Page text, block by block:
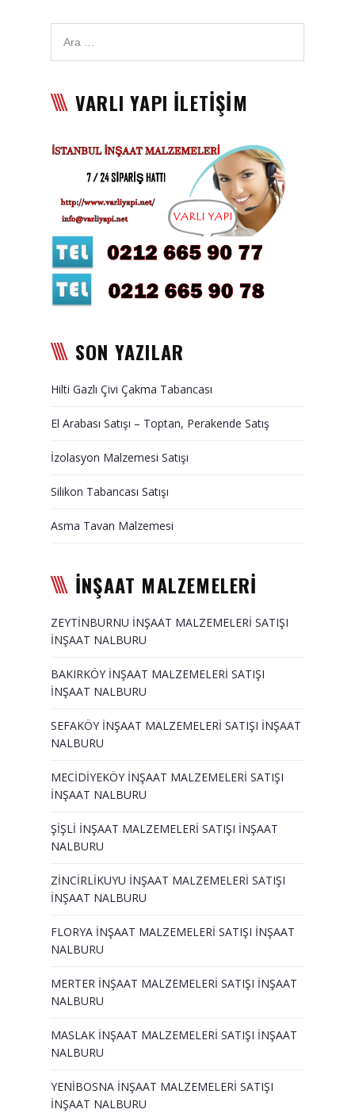
Satışı
Asma Tavan Malzemesi
Asma Tavan Karolam
Malzeme Satışı
Alçıpan malzemesi satışı
Sandviç Panel Malzemesi
Satışı
Asma Tavan Malzemesi
Kaplama
BİZE ULAŞIN
VARLI YAPI İLETİŞİM
SON YAZILAR
Hilti Gazlı Çivi Çakma Tabancası
El Arabası Satışı – Toptan, Perakende Satış
İzolasyon Malzemesi Satışı
Silikon Tabancası Satışı
Asma Tavan Malzemesi
İNŞAAT MALZEMELERİ
ZEYTİNBURNU İNŞAAT MALZEMELERİ SATIŞI
İNŞAAT NALBURU
BAKIRKÖY İNŞAAT MALZEMELERİ SATIŞI
İNŞAAT NALBURU
SEFAKÖY İNŞAAT MALZEMELERİ SATIŞI İNŞAAT
NALBURU
MECİDİYEKÖY İNŞAAT MALZEMELERİ SATIŞI
İNŞAAT NALBURU
ŞİŞLİ İNŞAAT MALZEMELERİ SATIŞI İNŞAAT
NALBURU
ZİNCİRLİKUYU İNŞAAT MALZEMELERİ SATIŞI
İNŞAAT NALBURU
FLORYA İNŞAAT MALZEMELERİ SATIŞI İNŞAAT
NALBURU
MERTER İNŞAAT MALZEMELERİ SATIŞI İNŞAAT
NALBURU
MASLAK İNŞAAT MALZEMELERİ SATIŞI İNŞAAT
NALBURU
YENİBOSNA İNŞAAT MALZEMELERİ SATIŞI
İNŞAAT NALBURU